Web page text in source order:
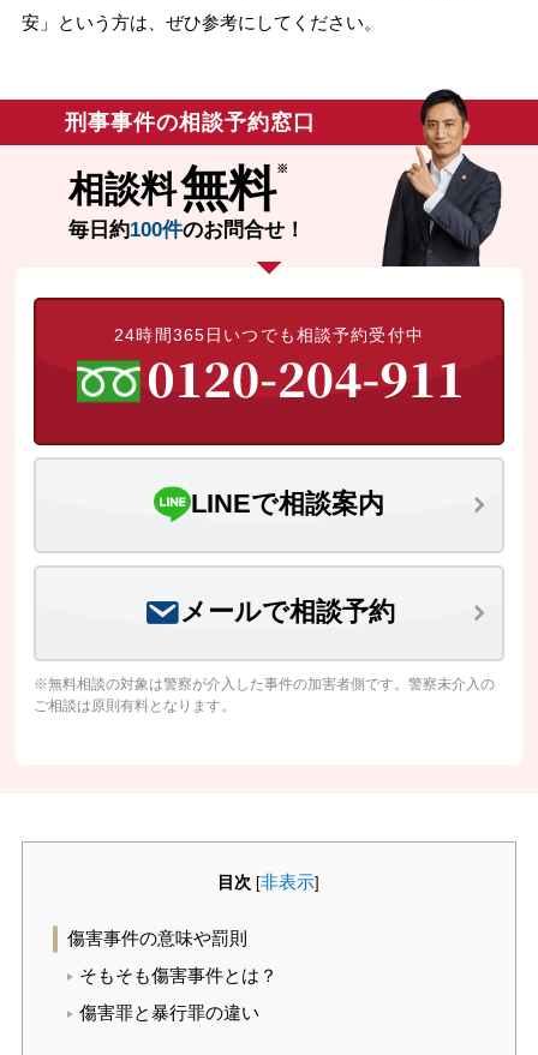
安」という方は、ぜひ参考にしてください。
刑事事件の相談予約窓口
相談料無料
毎日約100件のお問合せ！
24時間365日いつでも相談予約受付中
LINEで相談案内
メールで相談予約
※無料相談の対象は警察が介入した事件の加害者側です。警察未介入の
ご相談は原則有料となります。
目次 [非表示]
傷害事件の意味や罰則
そもそも傷害事件とは？
傷害罪と暴行罪の違い